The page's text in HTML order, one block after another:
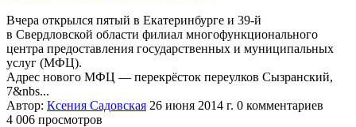
Вчера открылся пятый в Екатеринбурге и 39-й
в Свердловской области филиал многофункционального
центра предоставления государственных и муниципальных
услуг (МФЦ).
Адрес нового МФЦ — перекрёсток переулков Сызранский,
7&nbs...
Автор: Ксения Садовская 26 июня 2014 г. 0 комментариев
4 006 просмотров